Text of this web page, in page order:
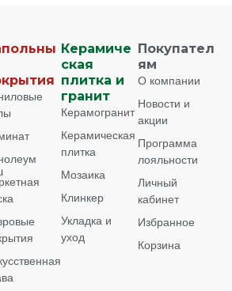
Керамиче
ская
плитка и
гранит
Керамогранит
Керамическая
плитка
Мозаика
Клинкер
Укладка и
уход
Покупател
ям
О компании
Новости и
акции
Программа
лояльности
Личный
кабинет
Избранное
Корзина